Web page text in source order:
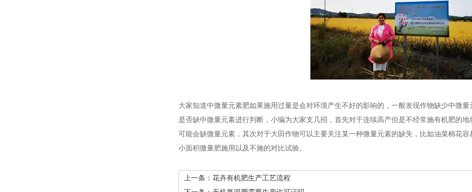
大家知道中微量元素肥如果施用过量是会对环境产生不好的影响的，一般发现作物缺少中微
是否缺中微量元素进行判断，小编为大家支几招，首先对于连续高产但是不经常施有机肥的
可能会缺微量元素，其次对于大田作物可以主要关注某一种微量元素的缺失，比如油菜棉花
小面积微量肥施用以及不施的对比试验。
上一条： 花卉有机肥生产工艺流程